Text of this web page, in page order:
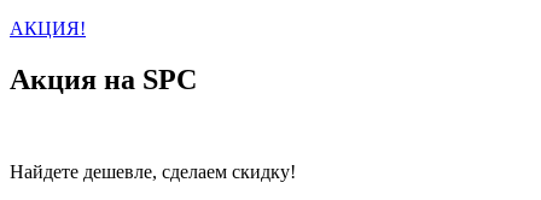
АКЦИЯ!
Акция на SPC
Найдете дешевле, сделаем скидку!